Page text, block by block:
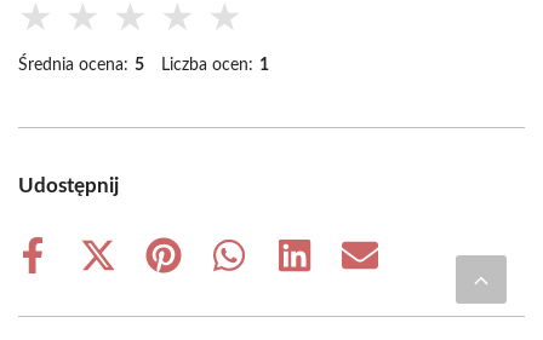
★ ★ ★ ★ ★
Średnia ocena: 5 Liczba ocen: 1
Udostępnij
Share
Share
(Twitter)
Share
Share
Share
Share